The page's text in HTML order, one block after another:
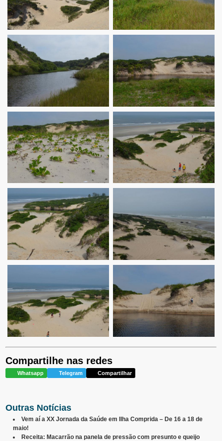
Compartilhe nas redes
Whatsapp Telegram Compartilhar
Outras Notícias
Vem aí a XX Jornada da Saúde em Ilha Comprida – De 16 a 18 de
maio!
Receita: Macarrão na panela de pressão com presunto e queijo